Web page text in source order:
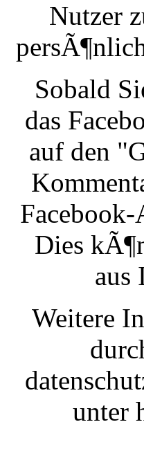
Nutzer
Sobald
das
auf den
Dies
aus
Weitere
unter